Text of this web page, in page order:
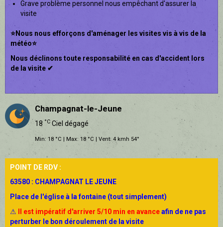
Grave problème personnel nous empêchant d'assurer la
visite
⭐Nous nous efforçons d'aménager les visites vis à vis de la
météo⭐
Nous déclinons toute responsabilité en cas d'accident lors
de la visite ✔
Champagnat-le-Jeune
18 °C Ciel dégagé
Min: 18 °C | Max: 18 °C | Vent: 4 kmh 54°
POINT DE RDV :
63580 : CHAMPAGNAT LE JEUNE
Place de l'église à la fontaine (tout simplement)
⚠
Il est impératif d'arriver 5/10 min en avanceafin de ne pas
perturber le bon déroulement de la visite